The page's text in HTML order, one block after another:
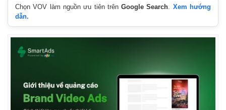
Chọn VOV làm nguồn ưu tiên trênGoogle Search
Xem hướng
dẫn.